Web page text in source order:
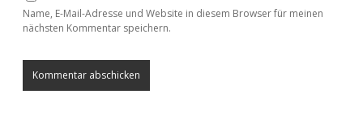
Name, E-Mail-Adresse und Website in diesem Browser für meinen
nächsten Kommentar speichern.